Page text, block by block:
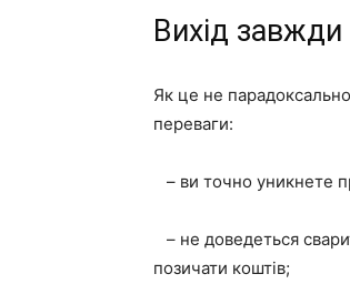
Вихід
Як це не
переваги:
– ви точно уникнете
– не доведеться
позичати коштів;